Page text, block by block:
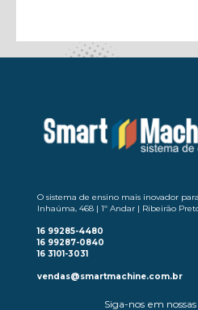
Aula 10 – Organização dos
Aula 12 – Qualidade no
Aula 13 – Serviços
Aula 16 – Funções do
Aula 17 – Cálculos na Farmácia
O sistema de ensino mais inovador
Inhaúma, 468 | 1º Andar | Ribeirão
16 99285-4480
16 99287-0840
16 3101-3031
vendas@smartmachine.com.br
Siga-nos em